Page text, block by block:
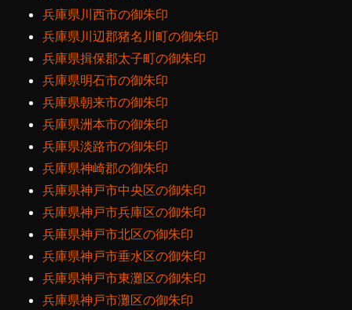
兵庫県川西市の御朱印
兵庫県川辺郡猪名川町の御朱印
兵庫県揖保郡太子町の御朱印
兵庫県明石市の御朱印
兵庫県朝来市の御朱印
兵庫県洲本市の御朱印
兵庫県淡路市の御朱印
兵庫県神崎郡の御朱印
兵庫県神戸市中央区の御朱印
兵庫県神戸市兵庫区の御朱印
兵庫県神戸市北区の御朱印
兵庫県神戸市垂水区の御朱印
兵庫県神戸市東灘区の御朱印
兵庫県神戸市灘区の御朱印